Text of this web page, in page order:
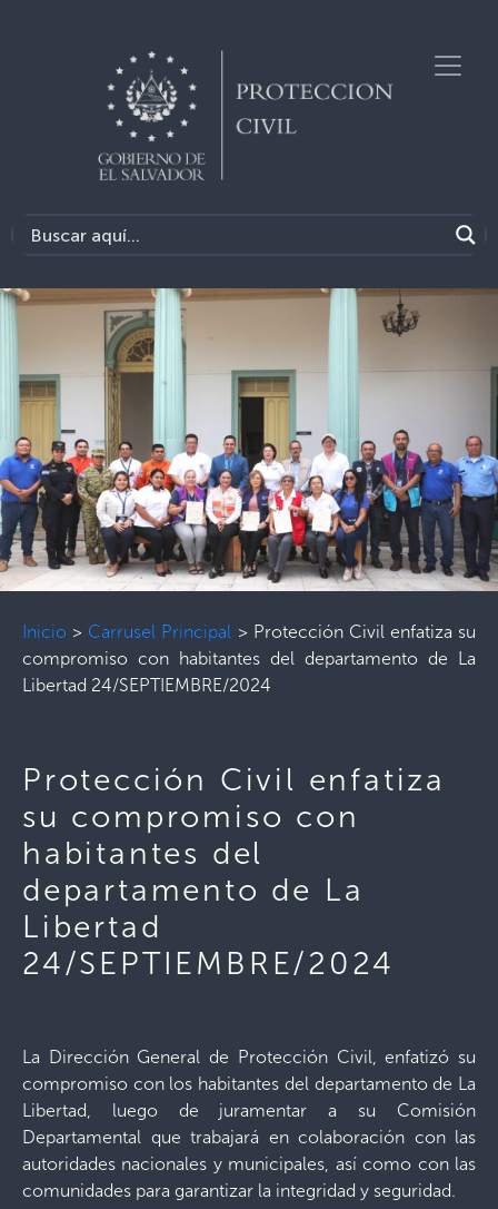
Inicio > Carrusel Principal > Protección Civil enfatiza su
compromiso con habitantes del departamento de La
Libertad 24/SEPTIEMBRE/2024
Protección Civil enfatiza
su compromiso con
habitantes del
departamento de La
Libertad
24/SEPTIEMBRE/2024
La Dirección General de Protección Civil, enfatizó su
compromiso con los habitantes del departamento de La
Libertad, luego de juramentar a su Comisión
Departamental que trabajará en colaboración con las
autoridades nacionales y municipales, así como con las
comunidades para garantizar la integridad y seguridad.